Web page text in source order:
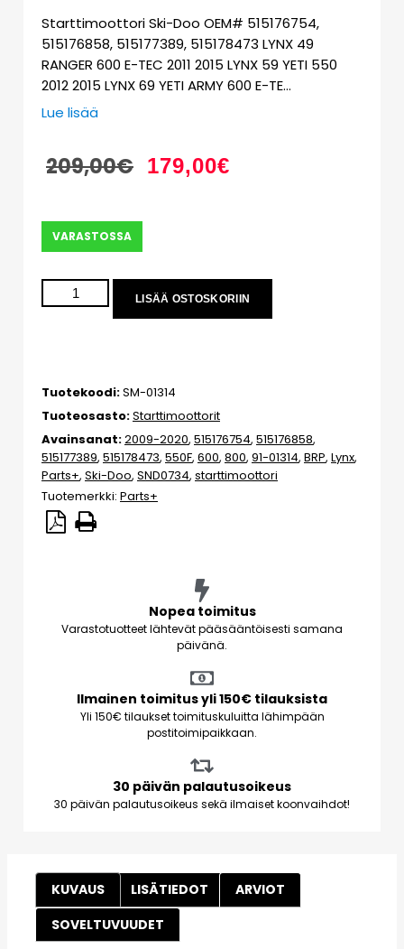
Starttimoottori Ski-Doo OEM# 515176754,
515176858, 515177389, 515178473 LYNX 49
RANGER 600 E-TEC 2011 2015 LYNX 59 YETI 550
2012 2015 LYNX 69 YETI ARMY 600 E-TE…
Lue lisää
209,00€ 179,00€
VARASTOSSA
LISÄÄ OSTOSKORIIN
Tuotekoodi:SM-01314
Tuoteosasto:Starttimoottorit
Avainsanat:2009-2020, 515176754, 515176858,
515177389, 515178473, 550F, 600, 800, 91-01314, BRP, Lynx,
Parts+, Ski-Doo, SND0734, starttimoottori
Tuotemerkki: Parts+
Nopea toimitus
Varastotuotteet lähtevät pääsääntöisesti samana
päivänä.
Ilmainen toimitus yli 150€ tilauksista
Yli 150€ tilaukset toimituskuluitta lähimpään
postitoimipaikkaan.
30 päivän palautusoikeus
30 päivän palautusoikeus sekä ilmaiset koonvaihdot!
KUVAUS LISÄTIEDOT
ARVIOT
SOVELTUVUUDET